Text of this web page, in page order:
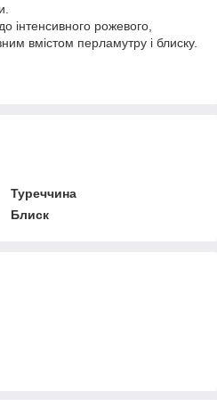
інтенсивного рожевого,
вмістом перламутру і блиску.
Туреччина
Блиск